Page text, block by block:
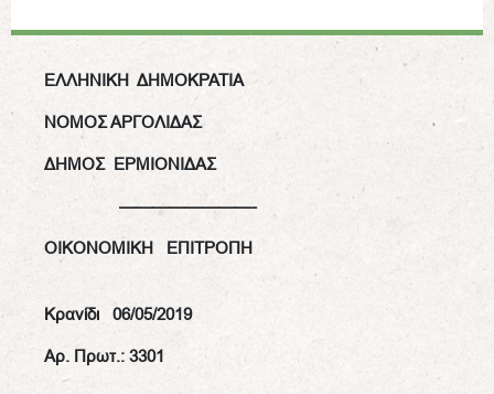
ΕΛΛΗΝΙΚΗ ΔΗΜΟΚΡΑΤΙΑ
ΝΟΜΟΣ ΑΡΓΟΛΙΔΑΣ
ΔΗΜΟΣ ΕΡΜΙΟΝΙΔΑΣ
————————-
OIKONOMIKH ΕΠΙΤΡΟΠΗ
Κρανίδι 06/05/2019
Αρ. Πρωτ.: 3301